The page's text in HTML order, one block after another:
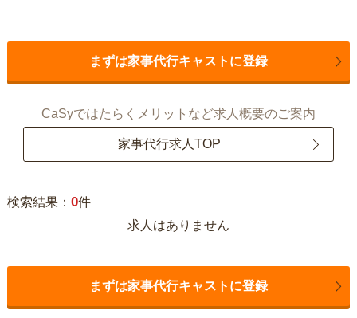
まずは家事代行キャストに登録
CaSyではたらくメリットなど求人概要のご案内
家事代行求人TOP
検索結果： 0件
求人はありません
まずは家事代行キャストに登録